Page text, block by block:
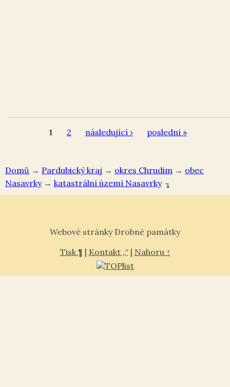
Domů → Pardubický kraj → okres Chrudim →
Nasavrky→ Nasavrky ↴
1 2 následující › poslední »
Webové stránky Drobné památky
Tisk ¶ | Kontakt „“| Nahoru ↑